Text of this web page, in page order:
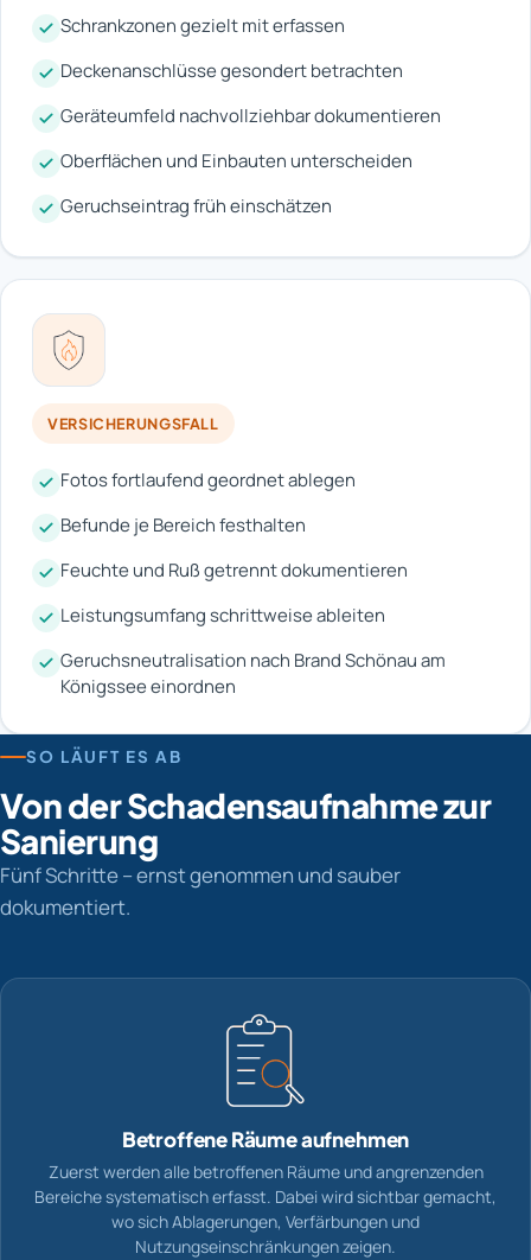
Schrankzonen gezielt mit erfassen
Deckenanschlüsse gesondert betrachten
Geräteumfeld nachvollziehbar dokumentieren
Oberflächen und Einbauten unterscheiden
Geruchseintrag früh einschätzen
VERSICHERUNGSFALL
Fotos fortlaufend geordnet ablegen
Befunde je Bereich festhalten
Feuchte und Ruß getrennt dokumentieren
Leistungsumfang schrittweise ableiten
Geruchsneutralisation nach Brand Schönau am
Königssee einordnen
SO LÄUFT ES AB
Von der Schadensaufnahme zur
Sanierung
Fünf Schritte – ernst genommen und sauber
dokumentiert.
Betroffene Räume aufnehmen
Zuerst werden alle betroffenen Räume und angrenzenden
Bereiche systematisch erfasst. Dabei wird sichtbar gemacht,
wo sich Ablagerungen, Verfärbungen und
Nutzungseinschränkungen zeigen.